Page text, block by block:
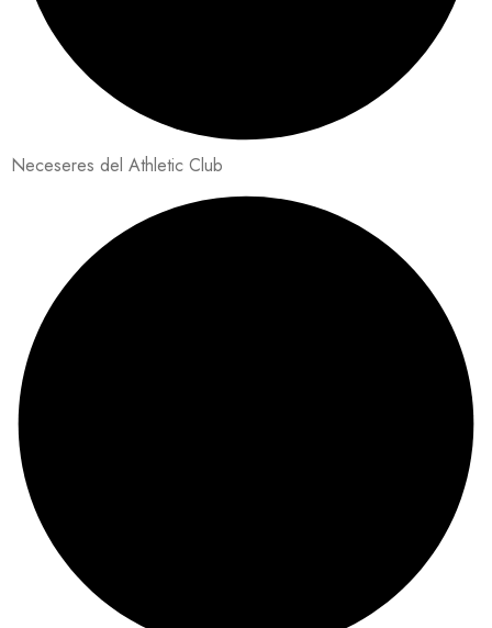
Neceseres del Athletic Club